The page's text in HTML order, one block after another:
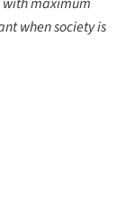
when society is